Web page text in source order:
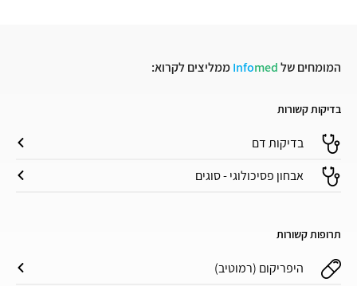
המומחים של Infomed ממליצים לקרוא:
בדיקות קשורות
בדיקות דם
אבחון פסיכולוגי - סוגים
תרופות קשורות
היפריקום (רמוטיב)